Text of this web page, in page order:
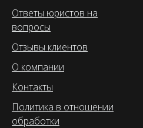
Ответы юристов на
вопросы
Отзывы клиентов
О компании
Контакты
Политика в отношении
обработки